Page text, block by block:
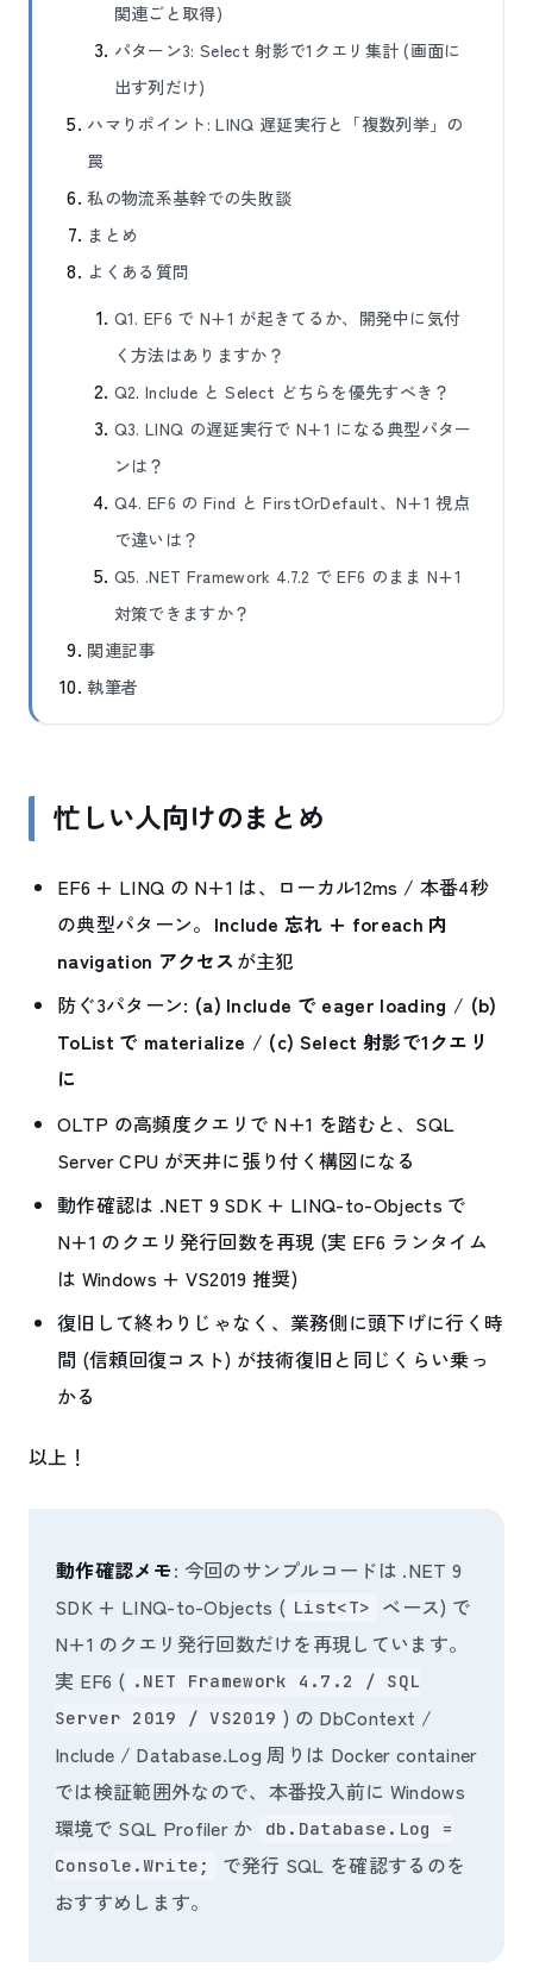
関連ごと取得)
パターン3: Select 射影で1クエリ集計 (画面に
出す列だけ)
ハマりポイント: LINQ 遅延実行と「複数列挙」の
罠
私の物流系基幹での失敗談
まとめ
よくある質問
Q1. EF6 で N+1 が起きてるか、開発中に気付
く方法はありますか？
Q2. Include と Select どちらを優先すべき？
Q3. LINQ の遅延実行で N+1 になる典型パター
ンは？
Q4. EF6 の Find と FirstOrDefault、N+1 視点
で違いは？
Q5. .NET Framework 4.7.2 で EF6 のまま N+1
対策できますか？
関連記事
執筆者
忙しい人向けのまとめ
EF6 + LINQ の N+1 は、ローカル12ms / 本番4秒
の典型パターン。 Include 忘れ + foreach 内
navigation アクセスが主犯
防ぐ3パターン: (a) Include で eager loading / (b)
ToList で materialize / (c) Select 射影で1クエリ
に
OLTP の高頻度クエリで N+1 を踏むと、SQL
Server CPU が天井に張り付く構図になる
動作確認は .NET 9 SDK + LINQ-to-Objects で
N+1 のクエリ発行回数を再現 (実 EF6 ランタイム
は Windows + VS2019 推奨)
復旧して終わりじゃなく、業務側に頭下げに行く時
間 (信頼回復コスト) が技術復旧と同じくらい乗っ
かる
以上！
動作確認メモ: 今回のサンプルコードは .NET 9
SDK + LINQ-to-Objects ( List<T>
ベース) で
N+1 のクエリ発行回数だけを再現しています。
実 EF6 ( .NET Framework 4.7.2 / SQL
Server 2019 / VS2019 ) の DbContext /
Include / Database.Log 周りは Docker container
では検証範囲外なので、本番投入前に Windows
環境で SQL Profiler か
db.Database.Log =
Console.Write;
で発行 SQL を確認するのを
おすすめします。